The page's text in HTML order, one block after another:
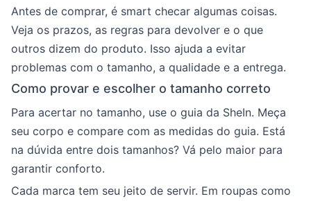
Antes de comprar, é smart checar algumas coisas.
Veja os prazos, as regras para devolver e o que
outros dizem do produto. Isso ajuda a evitar
problemas com o tamanho, a qualidade e a entrega.
Como provar e escolher o tamanho correto
Para acertar no tamanho, use o guia da SheIn. Meça
seu corpo e compare com as medidas do guia. Está
na dúvida entre dois tamanhos? Vá pelo maior para
garantir conforto.
Cada marca tem seu jeito de servir. Em roupas como